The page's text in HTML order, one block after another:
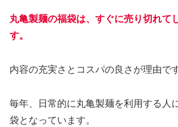
丸亀製麺の福袋は、すぐに売り切れて
す。
内容の充実さとコスパの良さが理由で
毎年、日常的に丸亀製麺を利用する人
袋となっています。